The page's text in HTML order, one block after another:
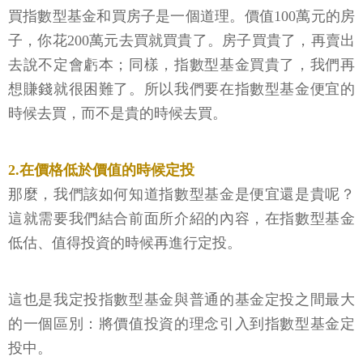
買指數型基金和買房子是一個道理。價值100萬元的房
子，你花200萬元去買就買貴了。房子買貴了，再賣出
去說不定會虧本；同樣，指數型基金買貴了，我們再
想賺錢就很困難了。所以我們要在指數型基金便宜的
時候去買，而不是貴的時候去買。
2.在價格低於價值的時候定投
那麼，我們該如何知道指數型基金是便宜還是貴呢？
這就需要我們結合前面所介紹的內容，在指數型基金
低估、值得投資的時候再進行定投。
這也是我定投指數型基金與普通的基金定投之間最大
的一個區別：將價值投資的理念引入到指數型基金定
投中。